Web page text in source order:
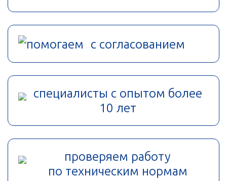
помогаем с согласованием
специалисты с опытом более
10 лет
проверяем работу
по техническим нормам